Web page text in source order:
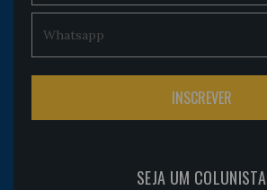
SEJA UM COLUNISTA